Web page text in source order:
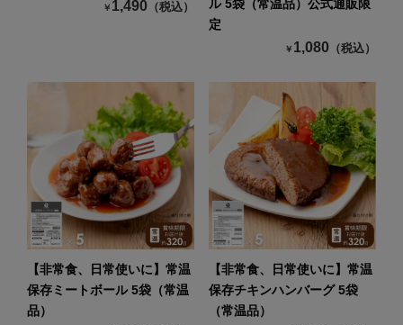
￥ 1,490 （税込）
ル 5袋（常温品）公式通販限
定
￥ 1,080 （税込）
【非常食、日常使いに】常温
保存ミートボール 5袋（常温
品）
【非常食、日常使いに】常温
保存チキンハンバーグ 5袋
（常温品）